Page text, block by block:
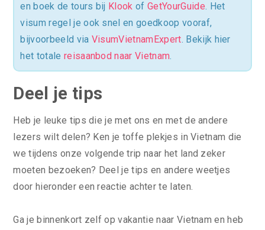
en boek de tours bij Klook ofGetYourGuide. Het
visum regel je ook snel en goedkoop vooraf,
bijvoorbeeld via VisumVietnamExpert. Bekijk hier
het totale reisaanbod naar Vietnam.
Deel je tips
Heb je leuke tips die je met ons en met de andere
lezers wilt delen? Ken je toffe plekjes in Vietnam die
we tijdens onze volgende trip naar het land zeker
moeten bezoeken? Deel je tips en andere weetjes
door hieronder een reactie achter te laten.
Ga je binnenkort zelf op vakantie naar Vietnam en heb